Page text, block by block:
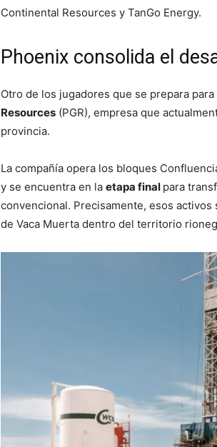
Continental Resources y TanGo Energy.
Phoenix consolida el
Otro de los jugadores que se prepara
Resources (PGR), empresa que
provincia.
La compañía opera los bloques
y se encuentra en la etapa final para
convencional. Precisamente, esos
de Vaca Muerta dentro del territorio